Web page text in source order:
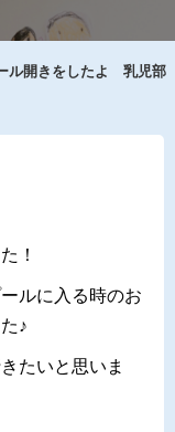
ル開きをしたよ 乳児部
！
ルに入る時のお
♪
たいと思いま